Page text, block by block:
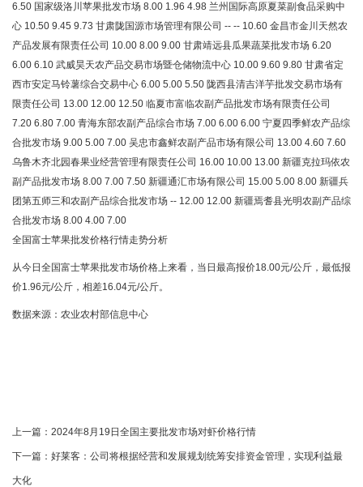
6.50 国家级洛川苹果批发市场 8.00 1.96 4.98 兰州国际高原夏菜副食品采购中
心 10.50 9.45 9.73 甘肃陇国源市场管理有限公司 -- -- 10.60 金昌市金川天然农
产品发展有限责任公司 10.00 8.00 9.00 甘肃靖远县瓜果蔬菜批发市场 6.20
6.00 6.10 武威昊天农产品交易市场暨仓储物流中心 10.00 9.60 9.80 甘肃省定
西市安定马铃薯综合交易中心 6.00 5.00 5.50 陇西县清吉洋芋批发交易市场有
限责任公司 13.00 12.00 12.50 临夏市富临农副产品批发市场有限责任公司
7.20 6.80 7.00 青海东部农副产品综合市场 7.00 6.00 6.00 宁夏四季鲜农产品综
合批发市场 9.00 5.00 7.00 吴忠市鑫鲜农副产品市场有限公司 13.00 4.60 7.60
乌鲁木齐北园春果业经营管理有限责任公司 16.00 10.00 13.00 新疆克拉玛依农
副产品批发市场 8.00 7.00 7.50 新疆通汇市场有限公司 15.00 5.00 8.00 新疆兵
团第五师三和农副产品综合批发市场 -- 12.00 12.00 新疆焉耆县光明农副产品综
合批发市场 8.00 4.00 7.00
全国富士苹果批发价格行情走势分析
从今日全国富士苹果批发市场价格上来看，当日最高报价18.00元/公斤，最低报
价1.96元/公斤，相差16.04元/公斤。
数据来源：农业农村部信息中心
上一篇： 2024年8月19日全国主要批发市场对虾价格行情
下一篇： 好莱客：公司将根据经营和发展规划统筹安排资金管理，实现利益最
大化